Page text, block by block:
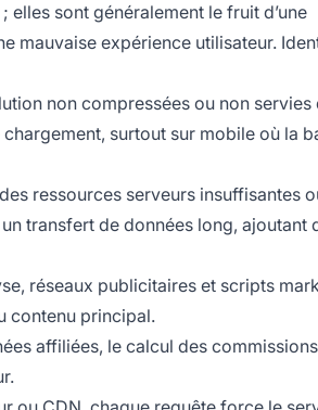
elles sont généralement le fruit d’une
mauvaise expérience utilisateur.
non compressées ou non servies
surtout sur mobile où la
ressources serveurs insuffisantes
transfert de données long, ajoutant
réseaux publicitaires et scripts
contenu principal.
affiliées, le calcul des